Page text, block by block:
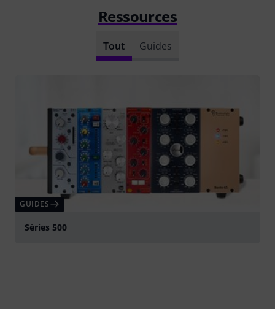
Ressources
Tout Guides
GUIDES
Séries 500